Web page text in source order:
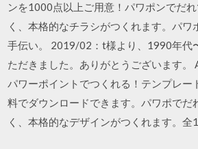
ンを1000点以上ご用意！パワポンでだ
く、本格的なチラシがつくれます。パワ
手伝い。 2019/02：t様より、1990年代
ただきました。ありがとうございます。
パワーポイントでつくれる！テンプレー
料でダウンロードできます。パワポでだ
く、本格的なデザインがつくれます。全